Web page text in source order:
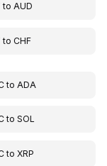
toAUD
toCHF
to ADA
to SOL
to XRP